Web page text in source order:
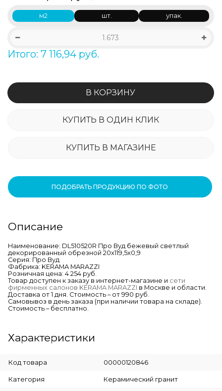
м2 шт. упак.
Итого: 7 116,94 руб.
В КОРЗИНУ
КУПИТЬ В ОДИН КЛИК
КУПИТЬ В МАГАЗИНЕ
ПОДОБРАТЬ ПРОДУКЦИЮ ПО ФОТО
Описание
Наименование: DL510520R Про Вуд бежевый светлый
декорированный обрезной 20x119,5x0,9
Серия: Про Вуд
Фабрика: KERAMA MARAZZI
Розничная цена: 4 254 руб.
Товар доступен к заказу в интернет-магазине и сети
фирменных салонов KERAMA MARAZZI в Москве и области.
Доставка от 1 дня. Стоимость – от 990 руб.
Самовывоз в день заказа (при наличии товара на складе).
Стоимость – бесплатно.
Характеристики
Код товара 00000120846
Категория Керамический гранит